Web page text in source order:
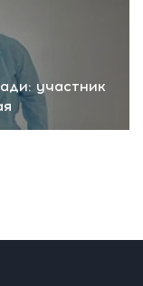
участник